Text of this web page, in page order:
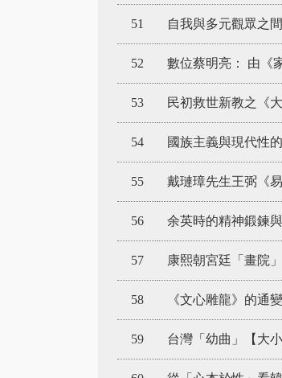
51 自我與多元觀眾之
52 數位蔡明亮： 由《
53 民初救世新教之《
54 國族主義與現代性
55 戴璉璋先生王弼《
56 余英時的精神鍛鍊
57 康熙朝宮廷「畫院
58 《文心雕龍》的通
59 台灣「幼曲」【大